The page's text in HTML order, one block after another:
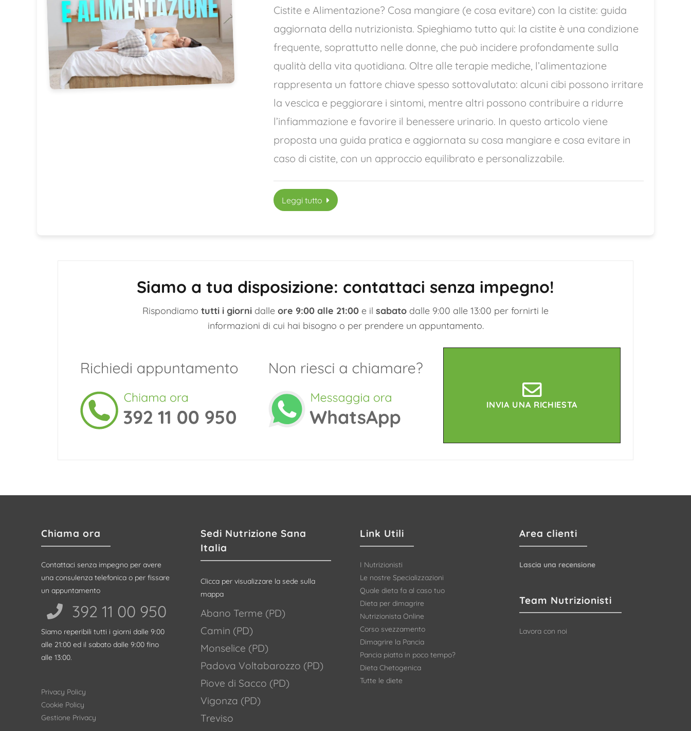
Cistite e Alimentazione? Cosa mangiare (e cosa evitare) con la cistite: guida
aggiornata della nutrizionista. Spieghiamo tutto qui: la cistite è una condizione
frequente, soprattutto nelle donne, che può incidere profondamente sulla
qualità della vita quotidiana. Oltre alle terapie mediche, l’alimentazione
rappresenta un fattore chiave spesso sottovalutato: alcuni cibi possono irritare
la vescica e peggiorare i sintomi, mentre altri possono contribuire a ridurre
l’infiammazione e favorire il benessere urinario. In questo articolo viene
proposta una guida pratica e aggiornata su cosa mangiare e cosa evitare in
caso di cistite, con un approccio equilibrato e personalizzabile.
Leggi tutto
Siamo a tua disposizione: contattaci senza impegno!
Rispondiamo tutti i giorni dalle ore 9:00 alle 21:00 e il sabato dalle 9:00 alle 13:00 per fornirti le
informazioni di cui hai bisogno o per prendere un appuntamento.
INVIA UNA RICHIESTA
Chiama ora
Contattaci senza impegno per avere
una consulenza telefonica o per fissare
un appuntamento
392 11 00 950‬
Siamo reperibili tutti i giorni dalle 9:00
alle 21:00 ed il sabato dalle 9:00 fino
alle 13:00.
Privacy Policy
Cookie Policy
Gestione Privacy
Sedi Nutrizione Sana
Italia
Clicca per visualizzare la sede sulla
mappa
Abano Terme (PD)
Camin (PD)
Monselice (PD)
Padova Voltabarozzo (PD)
Piove di Sacco (PD)
Vigonza (PD)
Treviso
Link Utili
I Nutrizionisti
Le nostre Specializzazioni
Quale dieta fa al caso tuo
Dieta per dimagrire
Nutrizionista Online
Corso svezzamento
Dimagrire la Pancia
Pancia piatta in poco tempo?
Dieta Chetogenica
Tutte le diete
Area clienti
Lascia una recensione
Team Nutrizionisti
Lavora con noi